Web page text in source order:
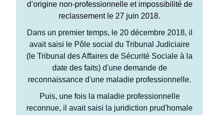
d’origine non-professionnelle et impossibilité de
reclassement le 27 juin 2018.
Dans un premier temps, le 20 décembre 2018, il
avait saisi le Pôle social du Tribunal Judiciaire
(le Tribunal des Affaires de Sécurité Sociale à la
date des faits) d'une demande de
reconnaissance d'une maladie professionnelle.
Puis, une fois la maladie professionnelle
reconnue, il avait saisi la juridiction prud'homale